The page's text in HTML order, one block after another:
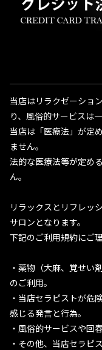
当店はリラクゼーショ
り、風俗的サービスは
当店は「医療法」が定
ません。
法的な医療法等が定め
ん。
リラックスとリフレッ
サロンとなります。
下記のご利用規約にご
・薬物（大麻、覚せい
のご利用。
・当店セラピストが危
感じる発言と行為。
・風俗的サービスや回
・その他、当店セラピ